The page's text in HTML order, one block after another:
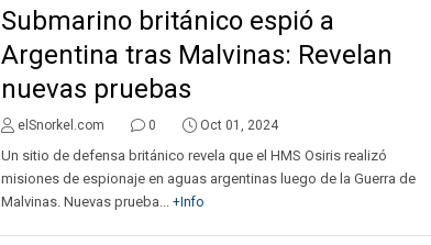
Submarino británico espió a
Argentina tras Malvinas: Revelan
nuevas pruebas
elSnorkel.com 0 Oct 01, 2024
Un sitio de defensa británico revela que el HMS Osiris realizó
misiones de espionaje en aguas argentinas luego de la Guerra de
Malvinas. Nuevas prueba... +Info